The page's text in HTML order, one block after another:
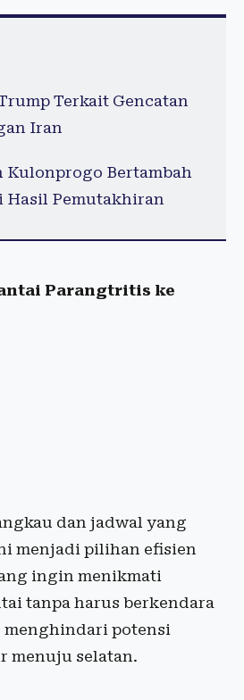
Terkait Gencatan
Iran
Kulonprogo Bertambah
Hasil Pemutakhiran
Parangtritis ke
dan jadwal yang
menjadi pilihan efisien
ingin menikmati
tanpa harus berkendara
menghindari potensi
menuju selatan.